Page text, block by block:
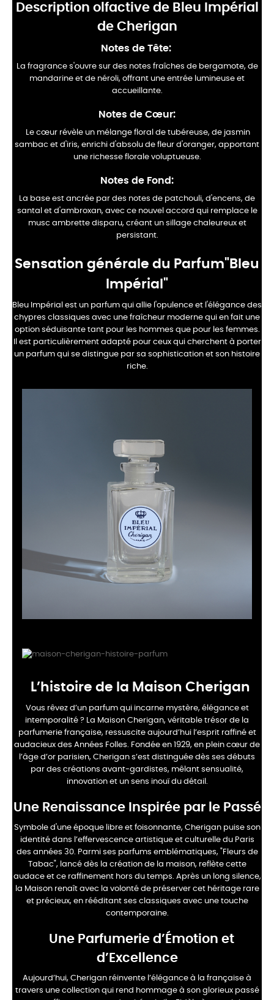
Description olfactive de Bleu Impérial
de Cherigan
Notes de Tête:
La fragrance s'ouvre sur des notes fraîches de bergamote, de
mandarine et de néroli, offrant une entrée lumineuse et
accueillante.
Notes de Cœur:
Le cœur révèle un mélange floral de tubéreuse, de jasmin
sambac et d'iris, enrichi d'absolu de fleur d'oranger, apportant
une richesse florale voluptueuse.
Notes de Fond:
La base est ancrée par des notes de patchouli, d'encens, de
santal et d'ambroxan, avec ce nouvel accord qui remplace le
musc ambrette disparu, créant un sillage chaleureux et
persistant.
Sensation générale du Parfum"Bleu
Impérial"
Bleu Impérial est un parfum qui allie l'opulence et l'élégance des
chypres classiques avec une fraîcheur moderne qui en fait une
option séduisante tant pour les hommes que pour les femmes.
Il est particulièrement adapté pour ceux qui cherchent à porter
un parfum qui se distingue par sa sophistication et son histoire
riche​.
L’histoire de la Maison Cherigan
Vous rêvez d’un parfum qui incarne mystère, élégance et
intemporalité ? La Maison Cherigan, véritable trésor de la
parfumerie française, ressuscite aujourd’hui l’esprit raffiné et
audacieux des Années Folles. Fondée en 1929, en plein cœur de
l’âge d’or parisien, Cherigan s’est distinguée dès ses débuts
par des créations avant-gardistes, mêlant sensualité,
innovation et un sens inouï du détail.
Une Renaissance Inspirée par le Passé
Symbole d'une époque libre et foisonnante, Cherigan puise son
identité dans l’effervescence artistique et culturelle du Paris
des années 30. Parmi ses parfums emblématiques, "Fleurs de
Tabac", lancé dès la création de la maison, reflète cette
audace et ce raffinement hors du temps. Après un long silence,
la Maison renaît avec la volonté de préserver cet héritage rare
et précieux, en rééditant ses classiques avec une touche
contemporaine.
Une Parfumerie d’Émotion et
d’Excellence
Aujourd’hui, Cherigan réinvente l’élégance à la française à
travers une collection qui rend hommage à son glorieux passé